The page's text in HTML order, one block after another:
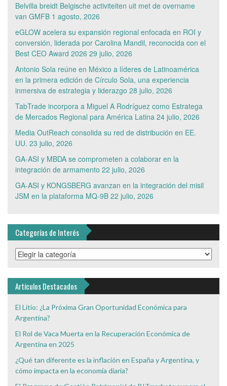
Belvilla breidt Belgische activiteiten uit met de overname
van GMFB 1 agosto, 2026
eGLOW acelera su expansión regional enfocada en ROI y
conversión, liderada por Carolina Mandil, reconocida con el
Best CEO Award 2026 29 julio, 2026
Antonio Sola reúne en México a líderes de Latinoamérica
en la primera edición de Círculo Sola, una experiencia
inmersiva de estrategia y liderazgo 28 julio, 2026
TabTrade incorpora a Miguel A Rodríguez como Estratega
de Mercados Regional para América Latina 24 julio, 2026
Media OutReach consolida su red de distribución en EE.
UU. 23 julio, 2026
GA-ASI y MBDA se comprometen a colaborar en la
integración de armamento 22 julio, 2026
GA-ASI y KONGSBERG avanzan en la integración del misil
JSM en la plataforma MQ-9B 22 julio, 2026
Categorías de Interés
Categorías
de
Artículos Destacados
El Litio: ¿La Próxima Gran Oportunidad Económica para
Argentina?
El Rol de Vaca Muerta en la Recuperación Económica de
Argentina en 2025
¿Qué tan diferente es la inflación en España y Argentina, y
cómo impacta en la economía diaria?